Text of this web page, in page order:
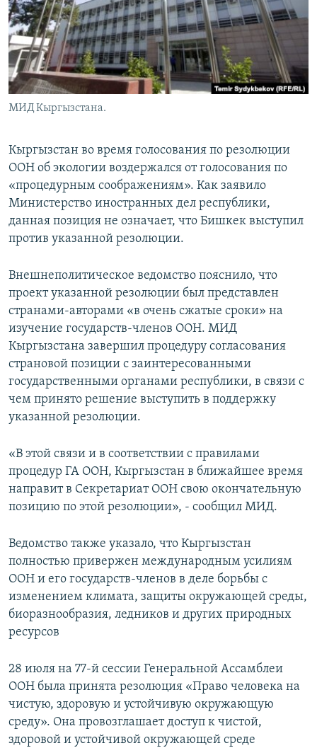
МИД Кыргызстана.
Кыргызстан во время голосования по резолюции
ООН об экологии воздержался от голосования по
«процедурным соображениям». Как заявило
Министерство иностранных дел республики,
данная позиция не означает, что Бишкек выступил
против указанной резолюции.
Внешнеполитическое ведомство пояснило, что
проект указанной резолюции был представлен
странами-авторами «в очень сжатые сроки» на
изучение государств-членов ООН. МИД
Кыргызстана завершил процедуру согласования
страновой позиции с заинтересованными
государственными органами республики, в связи с
чем принято решение выступить в поддержку
указанной резолюции.
«В этой связи и в соответствии с правилами
процедур ГА ООН, Кыргызстан в ближайшее время
направит в Секретариат ООН свою окончательную
позицию по этой резолюции», - сообщил МИД.
Ведомство также указало, что Кыргызстан
полностью привержен международным усилиям
ООН и его государств-членов в деле борьбы с
изменением климата, защиты окружающей среды,
биоразнообразия, ледников и других природных
ресурсов
28 июля на 77-й сессии Генеральной Ассамблеи
ООН была принята резолюция «Право человека на
чистую, здоровую и устойчивую окружающую
среду». Она провозглашает доступ к чистой,
здоровой и устойчивой окружающей среде